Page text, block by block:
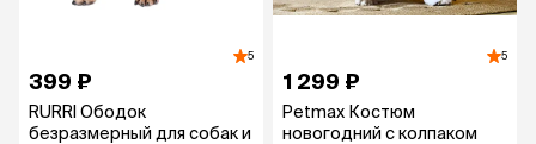
5
399 ₽
RURRI Ободок
безразмерный для собак и
5
1 299 ₽
Petmax Костюм
новогодний с колпаком